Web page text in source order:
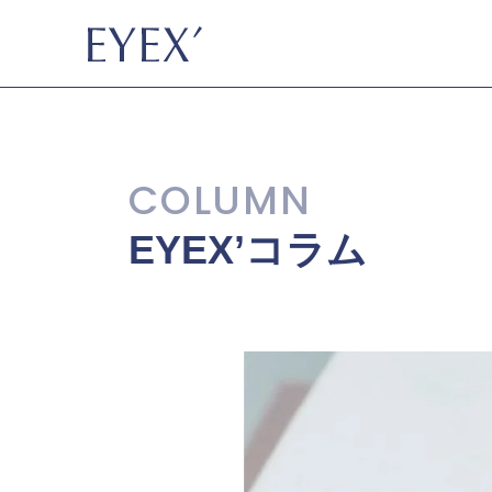
EYEX’コラム